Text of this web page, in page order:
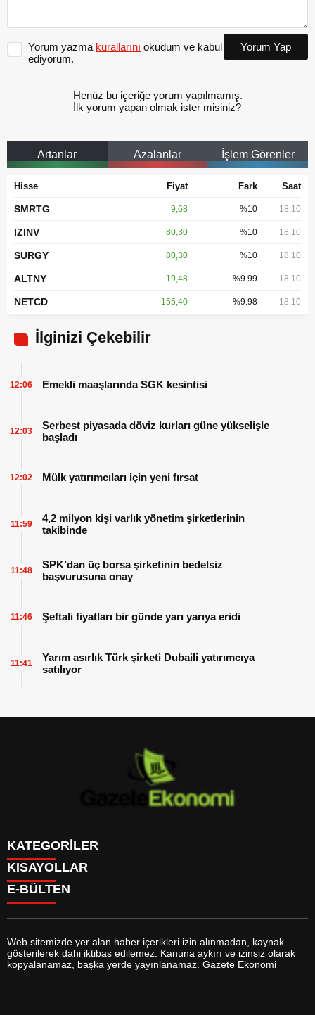
Yorum yazma kurallarını okudum ve kabul
ediyorum.
Yorum Yap
Henüz bu içeriğe yorum yapılmamış.
İlk yorum yapan olmak ister misiniz?
Artanlar Azalanlar İşlem Görenler
Hisse Fiyat Fark Saat
SMRTG 9,68 %10 18:10
IZINV 80,30 %10 18:10
SURGY 80,30 %10 18:10
ALTNY 19,48 %9.99 18:10
NETCD 155,40 %9.98 18:10
İlginizi Çekebilir
Emekli maaşlarında SGK kesintisi
12:06
Serbest piyasada döviz kurları güne yükselişle
başladı
12:03
Mülk yatırımcıları için yeni fırsat
12:02
4,2 milyon kişi varlık yönetim şirketlerinin
takibinde
11:59
SPK’dan üç borsa şirketinin bedelsiz
başvurusuna onay
11:48
Şeftali fiyatları bir günde yarı yarıya eridi
11:46
Yarım asırlık Türk şirketi Dubaili yatırımcıya
satılıyor
11:41
KATEGORİLER
GÜNDEM
DÜNYA
SİYASET
MAGAZİN
SAĞLIK
EĞİTİM
YAŞAM
KISAYOLLAR
BURÇLAR
FİKSTÜR
FİRMA EKLE
FİRMA REHBERİ
E-BÜLTEN
gazeteekonomi.com e-bültenine abone olarak, tarafınıza haber,
Web sitemizde yer alan haber içerikleri izin alınmadan, kaynak
gösterilerek dahi iktibas edilemez. Kanuna aykırı ve izinsiz olarak
kopyalanamaz, başka yerde yayınlanamaz. Gazete Ekonomi